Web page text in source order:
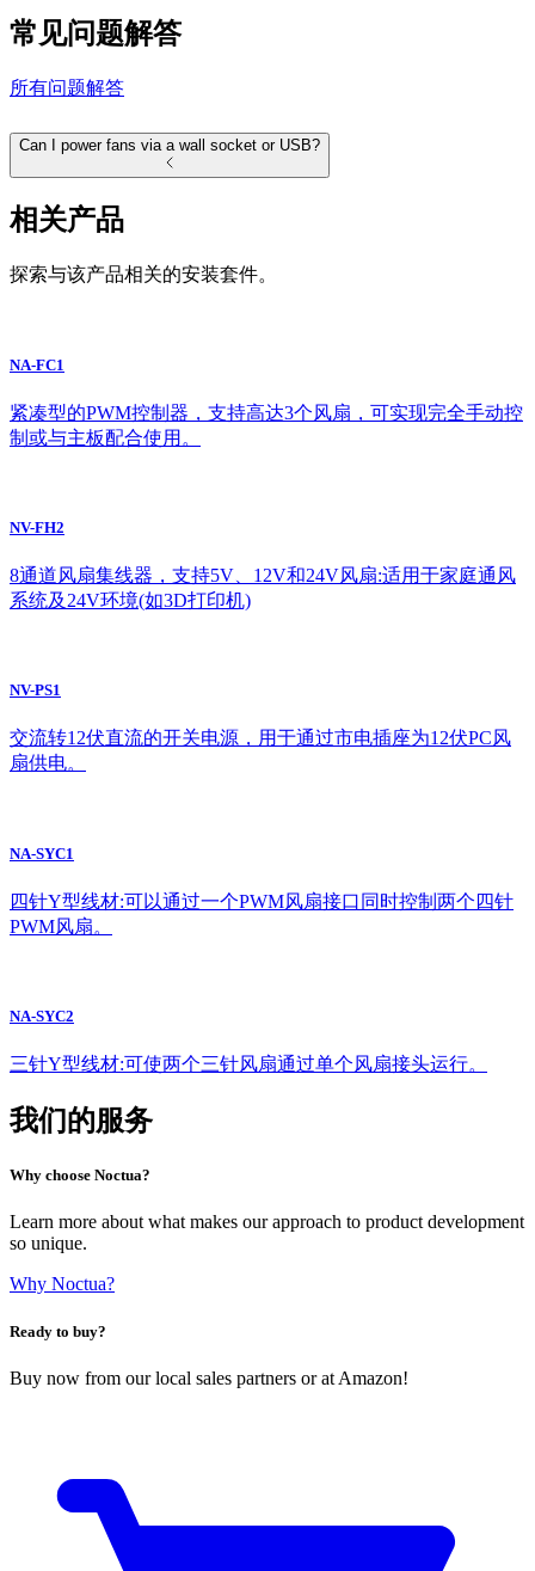
常见问题解答
所有问题解答
Can I power fans via a wall socket or USB?
相关产品
探索与该产品相关的安装套件。
NA-FC1
紧凑型的PWM控制器，支持高达3个风扇，可实现完全手动控
制或与主板配合使用。
NV-FH2
8通道风扇集线器，支持5V、12V和24V风扇:适用于家庭通风
系统及24V环境(如3D打印机)
NV-PS1
交流转12伏直流的开关电源，用于通过市电插座为12伏PC风
扇供电。
NA-SYC1
四针Y型线材:可以通过一个PWM风扇接口同时控制两个四针
PWM风扇。
NA-SYC2
三针Y型线材:可使两个三针风扇通过单个风扇接头运行。
我们的服务
Why choose Noctua?
Learn more about what makes our approach to product development
so unique.
Why Noctua?
Ready to buy?
Buy now from our local sales partners or at Amazon!